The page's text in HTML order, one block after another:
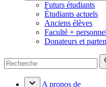
Futurs étudiants
Étudiants actuels
Anciens élèves
Faculté + personnel
Donateurs et
A propos de